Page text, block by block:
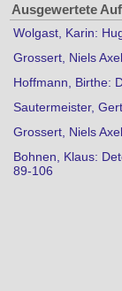
Ausgewertete
Wolgast, Karin:
Grossert, Niels
Hoffmann, Birthe:
Sautermeister,
Grossert, Niels
Bohnen, Klaus:
89-106